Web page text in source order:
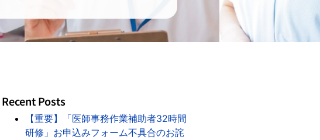
Recent Posts
【重要】「医師事務作業補助者32時間
研修」お申込みフォーム不具合のお詫